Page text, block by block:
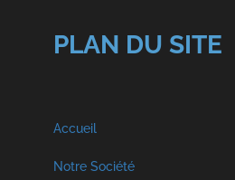
PLAN DU SITE
Accueil
Notre Société